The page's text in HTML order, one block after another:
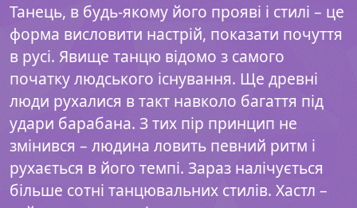
Танець, в будь-якому його прояві і стилі – це
форма висловити настрій, показати почуття
в русі. Явище танцю відомо з самого
початку людського існування. Ще древні
люди рухалися в такт навколо багаття під
удари барабана. З тих пір принцип не
змінився – людина ловить певний ритм і
рухається в його темпі. Зараз налічується
більше сотні танцювальних стилів. Хастл –